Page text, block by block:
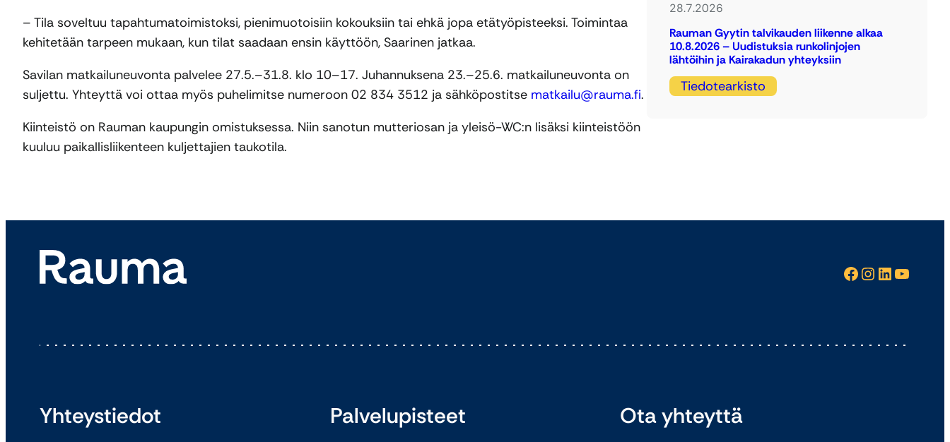
– Tila soveltuu tapahtumatoimistoksi, pienimuotoisiin kokouksiin tai ehkä jopa etätyöpisteeksi. Toimintaa
kehitetään tarpeen mukaan, kun tilat saadaan ensin käyttöön, Saarinen jatkaa.
Savilan matkailuneuvonta palvelee 27.5.–31.8. klo 10–17. Juhannuksena 23.–25.6. matkailuneuvonta on
suljettu. Yhteyttä voi ottaa myös puhelimitse numeroon 02 834 3512 ja sähköpostitse matkailu@rauma.fi.
Kiinteistö on Rauman kaupungin omistuksessa. Niin sanotun mutteriosan ja yleisö-WC:n lisäksi kiinteistöön
kuuluu paikallisliikenteen kuljettajien taukotila.
28.7.2026
Rauman Gyytin talvikauden liikenne alkaa
10.8.2026 – Uudistuksia runkolinjojen
lähtöihin ja Kairakadun yhteyksiin
Tiedotearkisto
Facebook InstagramLinkedIn YouTube
Yhteystiedot Palvelupisteet Ota yhteyttä